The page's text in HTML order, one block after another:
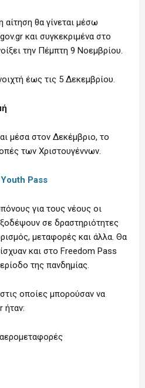
αίτηση θα γίνεται μέσω
και συγκεκριμένα στο
την Πέμπτη 9 Νοεμβρίου.
έως τις 5 Δεκεμβρίου.
μέσα στον Δεκέμβριο, το
των Χριστουγέννων.
Youth Pass
για τους νέους οι
σε δραστηριότητες
μεταφορές και άλλα. Θα
και στο Freedom Pass
της πανδημίας.
οποίες μπορούσαν να
ήταν: